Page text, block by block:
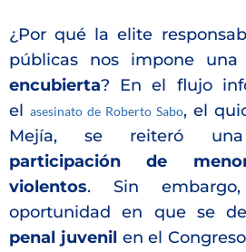
¿Por qué la elite
públicas nos impone una
encubierta? En el flujo
el asesinato de Roberto Sabo, el
Mejía, se reiteró
participación de
violentos. Sin
oportunidad en que se
penal juvenil en el